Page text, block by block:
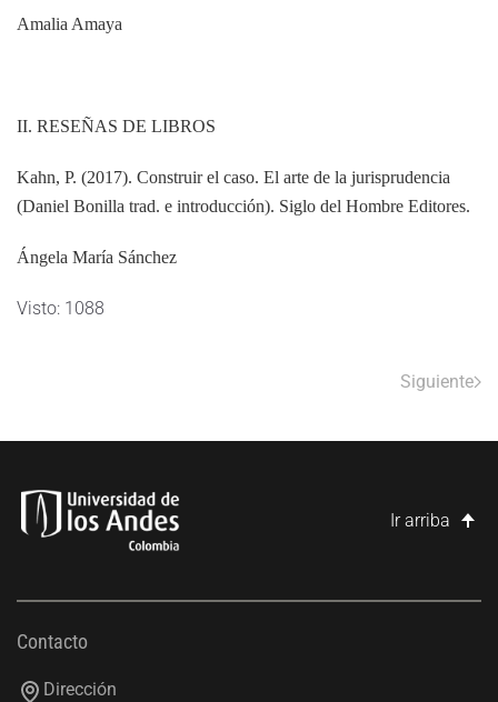
Amalia Amaya
II. RESEÑAS DE LIBROS
Kahn, P. (2017). Construir el caso. El arte de la jurisprudencia
(Daniel Bonilla trad. e introducción). Siglo del Hombre Editores.
Ángela María Sánchez
Visto: 1088
Siguiente
Ir arriba
Contacto
Dirección